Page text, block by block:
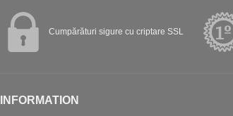
Cumpărături sigure cu criptare SSL
INFORMATION